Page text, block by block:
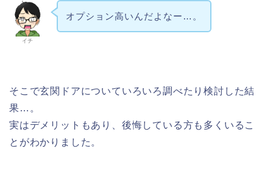
イチ
オプション高いんだよなー…。
そこで玄関ドアについていろいろ調べたり検討した結
果…。
実はデメリットもあり、後悔している方も多くいるこ
とがわかりました。